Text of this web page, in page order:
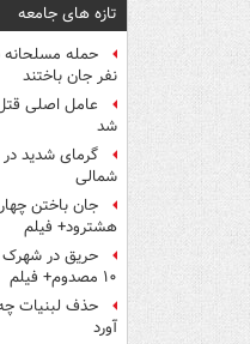
تازه های جامعه
نفر جان باختند
عامل اصلی
شد
گرمای شدید در
شمالی
جان باختن
هشترود+ فیلم
حریق در شهرک
۱۰ مصدوم+ فیلم
حذف لبنیات
آورد